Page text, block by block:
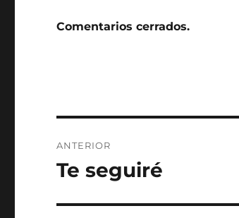
Comentarios cerrados.
de
ANTERIOR
Entrada
Te seguiré